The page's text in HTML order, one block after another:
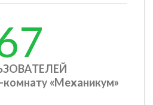
комнату «Механикум»